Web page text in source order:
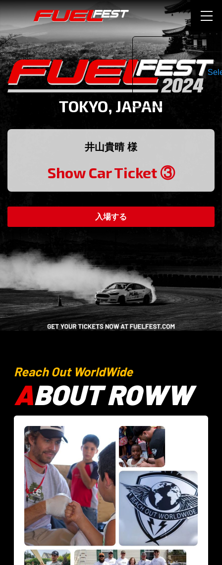
TOKYO, JAPAN
井山貴晴 様
Show Car Ticket ③
Reach Out WorldWide
ABOUT ROWW